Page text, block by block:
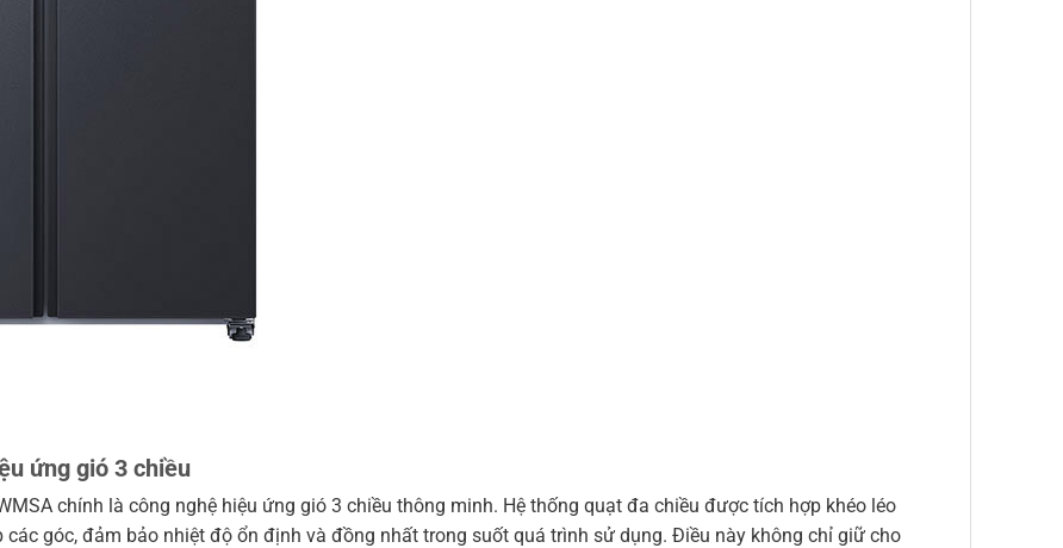
ứng gió 3 chiều
chính là công nghệ hiệu ứng gió 3 chiều thông minh. Hệ thống quạt đa chiều được tích hợp khéo léo
góc, đảm bảo nhiệt độ ổn định và đồng nhất trong suốt quá trình sử dụng. Điều này không chỉ giữ cho